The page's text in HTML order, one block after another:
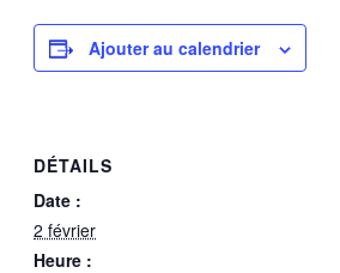
Ajouter au calendrier
DÉTAILS
Date :
2 février
Heure :